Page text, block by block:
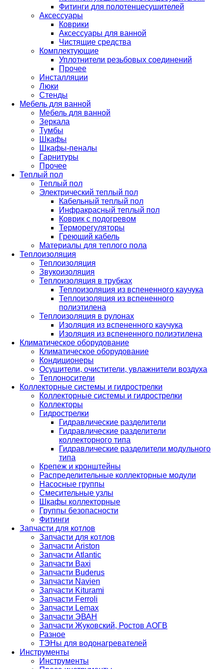
Фитинги для полотенцесушителей
Аксессуары
Коврики
Аксессуары для ванной
Чистящие средства
Комплектующие
Уплотнители резьбовых соединений
Прочее
Инсталляции
Люки
Стенды
Мебель для ванной
Мебель для ванной
Зеркала
Тумбы
Шкафы
Шкафы-пеналы
Гарнитуры
Прочее
Теплый пол
Теплый пол
Электрический теплый пол
Кабельный теплый пол
Инфракрасный теплый пол
Коврик с подогревом
Терморегуляторы
Греющий кабель
Материалы для теплого пола
Теплоизоляция
Теплоизоляция
Звукоизоляция
Теплоизоляция в трубках
Теплоизоляция из вспененного каучука
Теплоизоляция из вспененного
полиэтилена
Теплоизоляция в рулонах
Изоляция из вспененного каучука
Изоляция из вспененного полиэтилена
Климатическое оборудование
Климатическое оборудование
Кондиционеры
Осушители, очистители, увлажнители воздуха
Теплоносители
Коллекторные системы и гидрострелки
Коллекторные системы и гидрострелки
Коллекторы
Гидрострелки
Гидравлические разделители
Гидравлические разделители
коллекторного типа
Гидравлические разделители модульного
типа
Крепеж и кронштейны
Распределительные коллекторные модули
Насосные группы
Смесительные узлы
Шкафы коллекторные
Группы безопасности
Фитинги
Запчасти для котлов
Запчасти для котлов
Запчасти Ariston
Запчасти Atlantic
Запчасти Baxi
Запчасти Buderus
Запчасти Navien
Запчасти Kiturami
Запчасти Ferroli
Запчасти Lemax
Запчасти ЭВАН
Запчасти Жуковский, Ростов АОГВ
Разное
ТЭНы для водонагревателей
Инструменты
Инструменты